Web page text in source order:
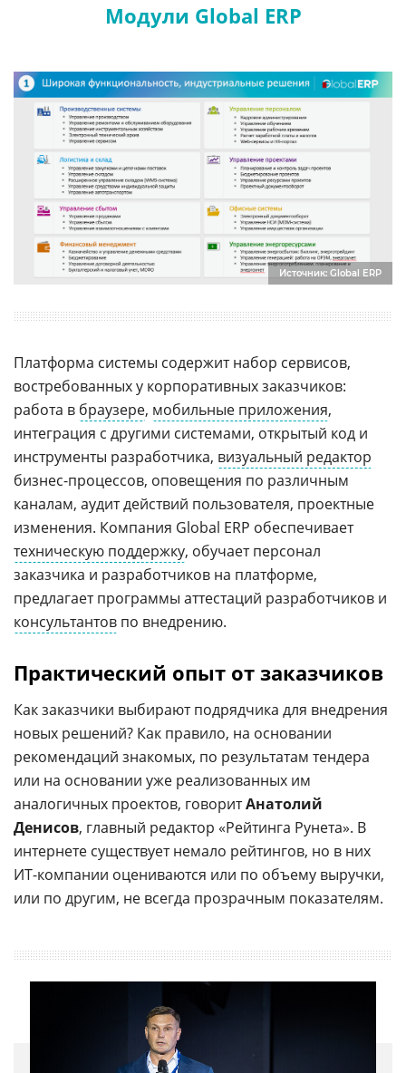
Модули Global ERP
Источник: Global ERP
Платформа системы содержит набор сервисов,
востребованных у корпоративных заказчиков:
работа в браузере, мобильные приложения,
интеграция с другими системами, открытый код и
инструменты разработчика, визуальный редактор
бизнес-процессов, оповещения по различным
каналам, аудит действий пользователя, проектные
изменения. Компания Global ERP обеспечивает
техническую поддержку, обучает персонал
заказчика и разработчиков на платформе,
предлагает программы аттестаций разработчиков и
консультантов по внедрению.
Практический опыт от заказчиков
Как заказчики выбирают подрядчика для внедрения
новых решений? Как правило, на основании
рекомендаций знакомых, по результатам тендера
или на основании уже реализованных им
аналогичных проектов, говоритАнатолий
Денисов, главный редактор «Рейтинга Рунета». В
интернете существует немало рейтингов, но в них
ИТ-компании оцениваются или по объему выручки,
или по другим, не всегда прозрачным показателям.